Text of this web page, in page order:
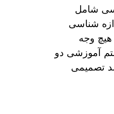
شامل
شناسی
وجه
آموزشی دو
تصمیمی